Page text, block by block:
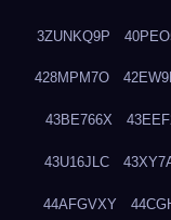
3ZUNKQ9P
428MPM7O
43BE766X
43U16JLC
44AFGVXY